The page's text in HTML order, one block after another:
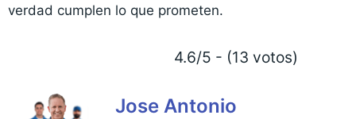
verdad cumplen lo que prometen.
4.6/5 - (13 votos)
Jose Antonio